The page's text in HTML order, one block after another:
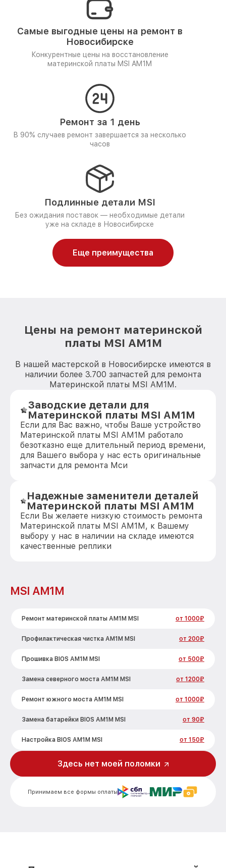
Самые выгодные цены на ремонт в
Новосибирске
Конкурентные цены на восстановление
материнской платы MSI AM1M
Ремонт за 1 день
В 90% случаев ремонт завершается за несколько
часов
Подлинные детали MSI
Без ожидания поставок — необходимые детали
уже на складе в Новосибирске
Еще преимущества
Цены на ремонт материнской
платы MSI AM1M
В нашей мастерской в Новосибирске имеются в
наличии более 3.700 запчастей для ремонта
Материнской платы MSI AM1M.
Заводские детали для
Материнской платы MSI AM1M
Если для Вас важно, чтобы Ваше устройство
Материнской платы MSI AM1M работало
безотказно еще длительный период времени,
для Вашего выбора у нас есть оригинальные
запчасти для ремонта Мси
Надежные заменители деталей
Материнской платы MSI AM1M
Если Вы желаете низкую стоимость ремонта
Материнской платы MSI AM1M, к Вашему
выбору у нас в наличии на складе имеются
качественные реплики
MSI AM1M
Ремонт материнской платы AM1M MSI от 1000₽
Профилактическая чистка AM1M MSI от 200₽
Прошивка BIOS AM1M MSI от 500₽
Замена северного моста AM1M MSI от 1200₽
Ремонт южного моста AM1M MSI от 1000₽
Замена батарейки BIOS AM1M MSI от 90₽
Настройка BIOS AM1M MSI от 150₽
Принимаем все формы оплаты
Здесь нет моей поломки